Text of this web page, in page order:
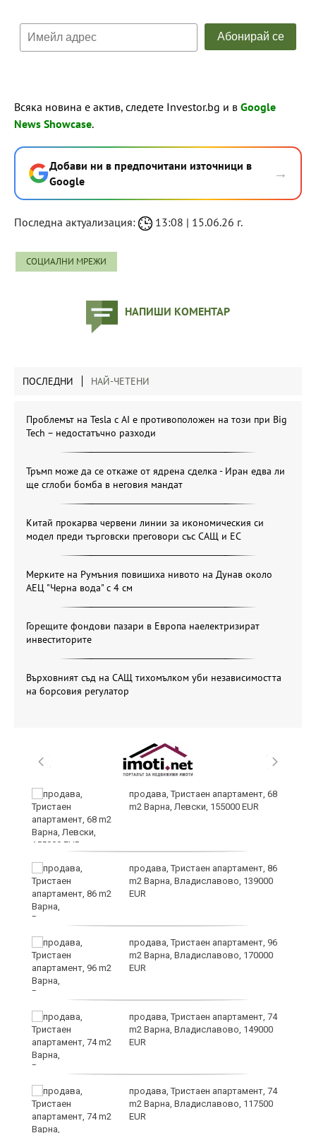
Всяка новина е актив, следете Investor.bg и в Google
News Showcase.
Добави ни в предпочитани източници в
Google
→
Последна актуализация: 13:08 | 15.06.26 г.
СОЦИАЛНИ МРЕЖИ
НАПИШИ КОМЕНТАР
ПОСЛЕДНИ НАЙ-ЧЕТЕНИ
Проблемът на Tesla с AI е противоположен на този при Big
Tech – недостатъчно разходи
Тръмп може да се откаже от ядрена сделка - Иран едва ли
ще сглоби бомба в неговия мандат
Китай прокарва червени линии за икономическия си
модел преди търговски преговори със САЩ и ЕС
Мерките на Румъния повишиха нивото на Дунав около
АЕЦ "Черна вода" с 4 см
Горещите фондови пазари в Европа наелектризират
инвеститорите
Върховният съд на САЩ тихомълком уби независимостта
на борсовия регулатор
продава, Тристаен апартамент, 68
m2 Варна, Левски, 155000 EUR
продава, Тристаен апартамент, 86
m2 Варна, Владиславово, 139000
EUR
продава, Тристаен апартамент, 96
m2 Варна, Владиславово, 170000
EUR
продава, Тристаен апартамент, 74
m2 Варна, Владиславово, 149000
EUR
продава, Тристаен апартамент, 74
m2 Варна, Владиславово, 117500
EUR